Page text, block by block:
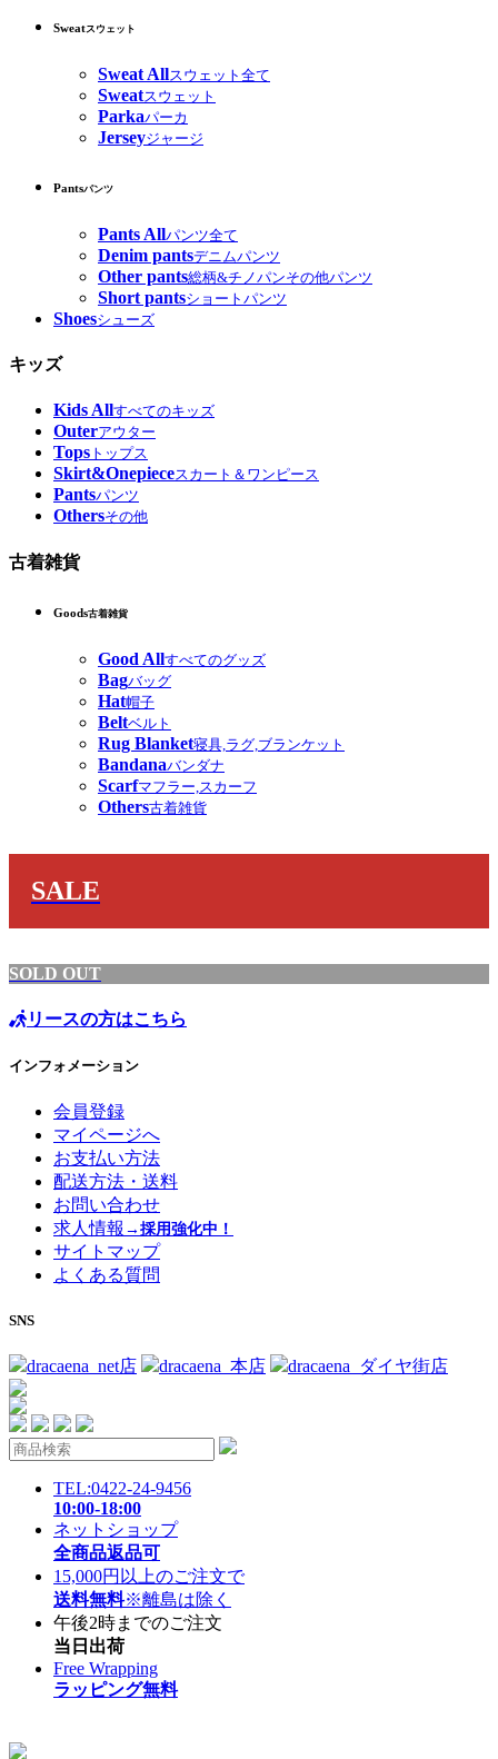
Sweatスウェット
Sweat Allスウェット全て
Sweatスウェット
Parkaパーカ
Jerseyジャージ
Pantsパンツ
Pants Allパンツ全て
Denim pantsデニムパンツ
Other pants総柄&チノパンその他パンツ
Short pantsショートパンツ
Shoesシューズ
キッズ
Kids Allすべてのキッズ
Outerアウター
Tops トップス
Skirt&Onepieceスカート＆ワンピース
Pantsパンツ
Othersその他
古着雑貨
Goods古着雑貨
Good Allすべてのグッズ
Bagバッグ
Hat帽子
Beltベルト
Rug Blanket寝具,ラグ,ブランケット
Bandanaバンダナ
Scarfマフラー,スカーフ
Others古着雑貨
SALE
SOLD OUT
リースの方はこちら
インフォメーション
会員登録
マイページへ
お支払い方法
配送方法・送料
お問い合わせ
求人情報 →採用強化中！
サイトマップ
よくある質問
SNS
dracaena_net店 dracaena_本店 dracaena_ダイヤ街店
TEL:0422-24-9456
10:00-18:00
ネットショップ
全商品返品可
15,000円以上のご注文で
送料無料※離島は除く
午後2時までのご注文
当日出荷
Free Wrapping
ラッピング無料